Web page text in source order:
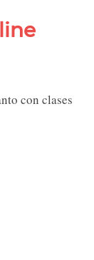
con clases